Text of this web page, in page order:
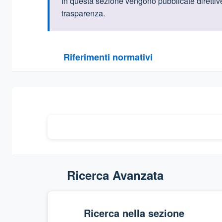
trasparenza.
Riferimenti normativi
Sezione compressa
Ricerca Avanzata
Ricerca nella sezione